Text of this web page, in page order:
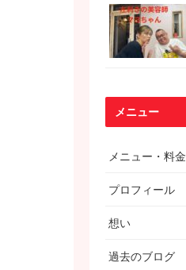
メニュー
メニュー・料金
プロフィール
想い
過去のブログ